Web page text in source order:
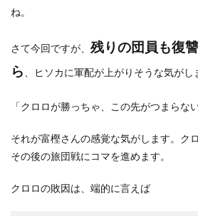
ね。
さて今回ですが、 残りの団員も復
ら
、ヒソカに軍配が上がりそうな気がし
「クロロが勝っちゃ、この先がつまらない
それが富樫さんの感覚な気がします。ク
その後の旅団戦にコマを進めます。
クロロの敗因は、端的に言えば